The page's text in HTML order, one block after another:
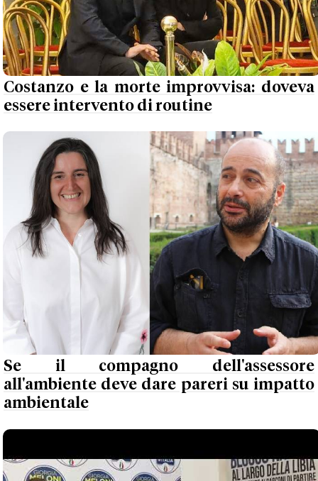
Costanzo e la morte improvvisa: doveva
essere intervento di routine
Se il compagno dell'assessore
all'ambiente deve dare pareri su impatto
ambientale